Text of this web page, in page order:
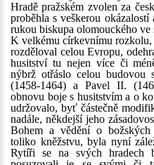
Hradě pražském zvolen za
proběhla s veškerou
rukou biskupa olomouckého ve
K velkému církevnímu rozkolu,
rozděloval celou Evropu,
husitství tu nejen více či
nýbrž otřáslo celou budovou
(1458-1464) a Pavel II.
obnovu boje s husitstvím a o
udržovalo, byť částečně
nadále, někdejší jeho
Bohem a vědění o božských
toliko kněžstvu, byla nyní
Rytíři se na svých hradech